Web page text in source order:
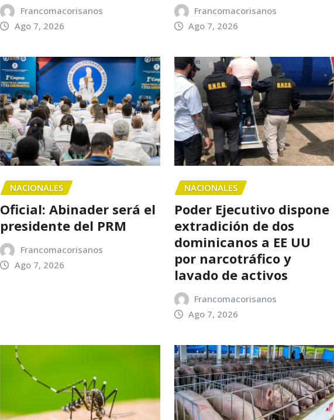
Francomacorisanos
Ago 7, 2026
Francomacorisanos
Ago 7, 2026
NACIONALES
Oficial: Abinader será el
presidente del PRM
Francomacorisanos
Ago 7, 2026
NACIONALES
Poder Ejecutivo dispone
extradición de dos
dominicanos a EE UU
por narcotráfico y
lavado de activos
Francomacorisanos
Ago 7, 2026